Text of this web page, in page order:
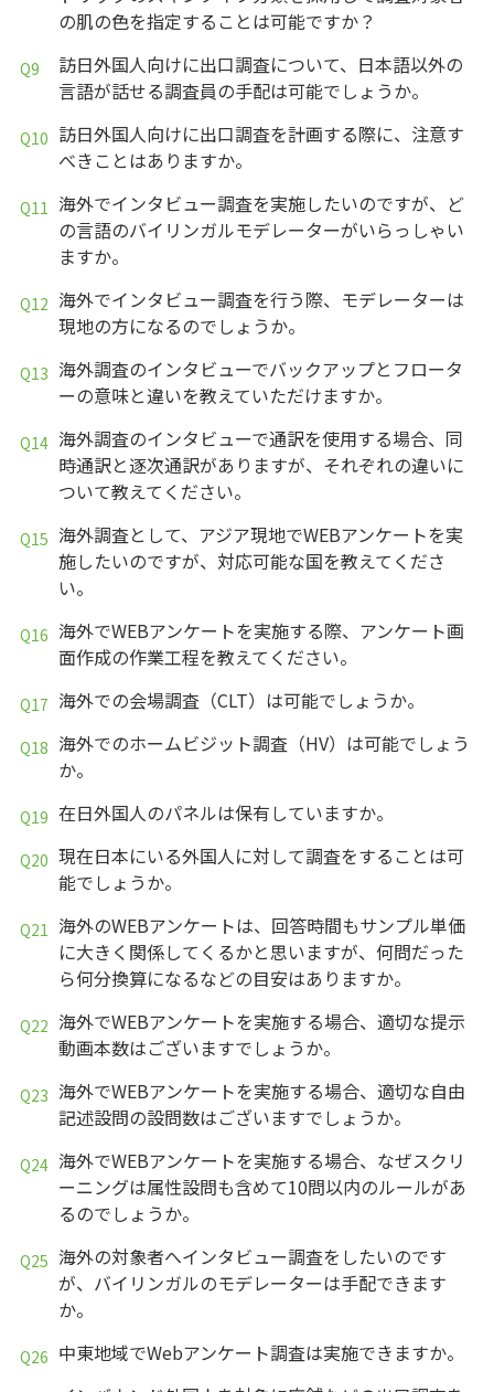
の肌の色を指定することは可能ですか？
訪日外国人向けに出口調査について、日本語以外の
言語が話せる調査員の手配は可能でしょうか。
訪日外国人向けに出口調査を計画する際に、注意す
べきことはありますか。
海外でインタビュー調査を実施したいのですが、ど
の言語のバイリンガルモデレーターがいらっしゃい
ますか。
海外でインタビュー調査を行う際、モデレーターは
現地の方になるのでしょうか。
海外調査のインタビューでバックアップとフロータ
ーの意味と違いを教えていただけますか。
海外調査のインタビューで通訳を使用する場合、同
時通訳と逐次通訳がありますが、それぞれの違いに
ついて教えてください。
海外調査として、アジア現地でWEBアンケートを実
施したいのですが、対応可能な国を教えてくださ
い。
海外でWEBアンケートを実施する際、アンケート画
面作成の作業工程を教えてください。
海外での会場調査（CLT）は可能でしょうか。
海外でのホームビジット調査（HV）は可能でしょう
か。
在日外国人のパネルは保有していますか。
現在日本にいる外国人に対して調査をすることは可
能でしょうか。
海外のWEBアンケートは、回答時間もサンプル単価
に大きく関係してくるかと思いますが、何問だった
ら何分換算になるなどの目安はありますか。
海外でWEBアンケートを実施する場合、適切な提示
動画本数はございますでしょうか。
海外でWEBアンケートを実施する場合、適切な自由
記述設問の設問数はございますでしょうか。
海外でWEBアンケートを実施する場合、なぜスクリ
ーニングは属性設問も含めて10問以内のルールがあ
るのでしょうか。
海外の対象者へインタビュー調査をしたいのです
が、バイリンガルのモデレーターは手配できます
か。
中東地域でWebアンケート調査は実施できますか。